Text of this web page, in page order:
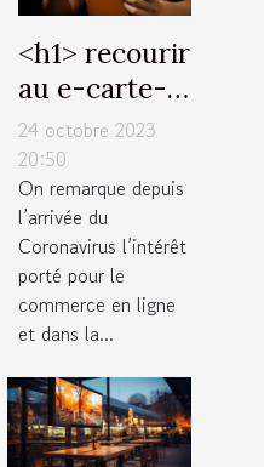
˂h1˃ recourir
au e-carte-
bleue : quels
avantages
˂/h1˃
24 octobre 2023
20:50
On remarque depuis
l’arrivée du
Coronavirus l’intérêt
porté pour le
commerce en ligne
et dans la...